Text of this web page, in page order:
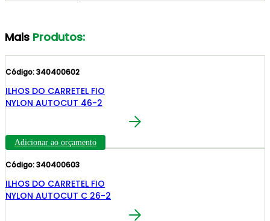
Mais Produtos:
Código: 340400602
ILHOS DO CARRETEL FIO
NYLON AUTOCUT 46-2
Adicionar ao orçamento
Código: 340400603
ILHOS DO CARRETEL FIO
NYLON AUTOCUT C 26-2